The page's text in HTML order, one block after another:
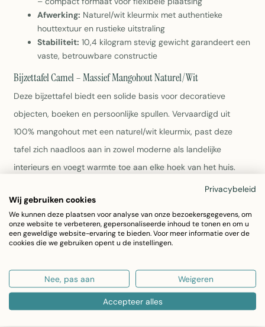
Afwerking: Naturel/wit kleurmix met authentieke
houttextuur en rustieke uitstraling
Stabiliteit: 10,4 kilogram stevig gewicht garandeert een
vaste, betrouwbare constructie
Bijzettafel Camel – Massief Mangohout Naturel/Wit
Deze bijzettafel biedt een solide basis voor decoratieve
objecten, boeken en persoonlijke spullen. Vervaardigd uit
100% mangohout met een naturel/wit kleurmix, past deze
tafel zich naadloos aan in zowel moderne als landelijke
interieurs en voegt warmte toe aan elke hoek van het huis.
Materiaal:100% massief mangohout – duurzaam,
robuust en voelbaar kwaliteit
Afmetingen:58 cm lang, 35 cm breed en 36 cm hoog
voor flexibele plaatsing in compact formaat
Constructie:10,4 kilogram stevig gewicht garandeert
stabiliteit en duurzaamheid
Bijzettafel Camel – Massief Mangohout Naturel/Wit
Privacybeleid
Wij gebruiken cookies
We kunnen deze plaatsen voor analyse van onze bezoekersgegevens, om
onze website te verbeteren, gepersonaliseerde inhoud te tonen en om u
een geweldige website-ervaring te bieden. Voor meer informatie over de
cookies die we gebruiken opent u de instellingen.
Nee, pas aan Weigeren
Accepteer alles